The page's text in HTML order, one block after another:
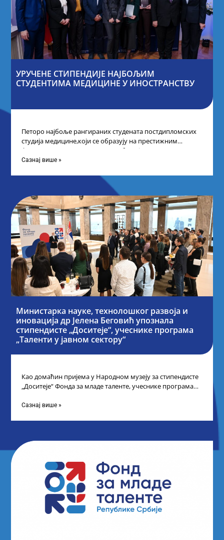
УРУЧЕНЕ СТИПЕНДИЈЕ НАЈБОЉИМ
СТУДЕНТИМА МЕДИЦИНЕ У ИНОСТРАНСТВУ
Петоро најбоље рангираних студената постдипломских
студија медицине,који се образују на престижним
факултетима у иностранству, добило је
додатнестипендије од по 10.000
Сазнај више »
Министарка науке, технолошког развоја и
иновација др Јелена Беговић упознала
стипендисте „Доситеје“, учеснике програма
„Таленти у јавном сектору“
Као домаћин пријема у Народном музеју за стипендисте
„Доситеје“ Фонда за младе таленте, учеснике програма
Сазнај више »